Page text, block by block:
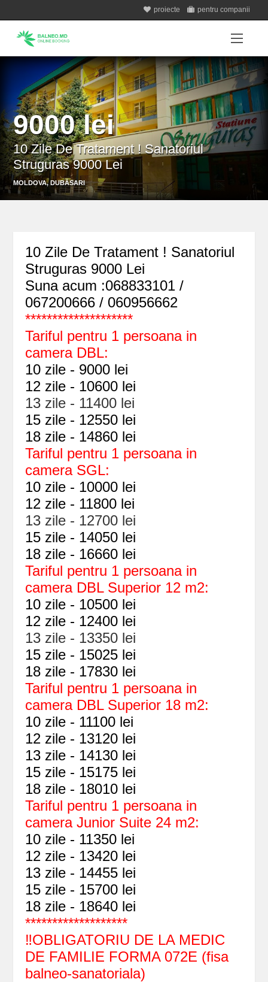
pentru companii
proiecte
9000 lei
10 Zile De Tratament ! Sanatoriul
Struguras 9000 Lei
MOLDOVA,DUBĂSARI
10 Zile De Tratament ! Sanatoriul
Struguras 9000 Lei
Suna acum :068833101 /
067200666 / 060956662
********************
Tariful pentru 1 persoana in
camera DBL:
10 zile - 9000 lei
12 zile - 10600 lei
13 zile - 11400 lei
15 zile - 12550 lei
18 zile - 14860 lei
Tariful pentru 1 persoana in
camera SGL:
10 zile - 10000 lei
12 zile - 11800 lei
13 zile - 12700 lei
15 zile - 14050 lei
18 zile - 16660 lei
Tariful pentru 1 persoana in
camera DBL Superior 12 m2:
10 zile - 10500 lei
12 zile - 12400 lei
13 zile - 13350 lei
15 zile - 15025 lei
18 zile - 17830 lei
Tariful pentru 1 persoana in
camera DBL Superior 18 m2:
10 zile - 11100 lei
12 zile - 13120 lei
13 zile - 14130 lei
15 zile - 15175 lei
18 zile - 18010 lei
Tariful pentru 1 persoana in
camera Junior Suite 24 m2:
10 zile - 11350 lei
12 zile - 13420 lei
13 zile - 14455 lei
15 zile - 15700 lei
18 zile - 18640 lei
*******************
‼️OBLIGATORIU DE LA MEDIC
DE FAMILIE FORMA 072E (fisa
balneo-sanatoriala)